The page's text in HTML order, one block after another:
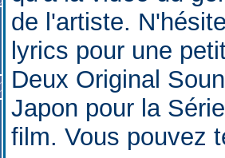
de l'artiste.
lyrics pour une
Deux Original
Japon pour la
film. Vous pouvez